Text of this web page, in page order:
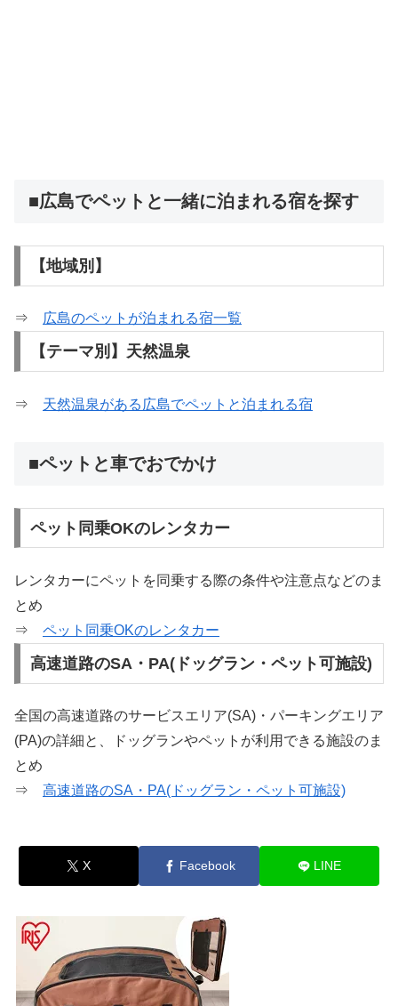
■広島でペットと一緒に泊まれる宿を探す
【地域別】
⇒ 広島のペットが泊まれる宿一覧
【テーマ別】天然温泉
⇒ 天然温泉がある広島でペットと泊まれる宿
■ペットと車でおでかけ
ペット同乗OKのレンタカー
レンタカーにペットを同乗する際の条件や注意点などのま
とめ
⇒ ペット同乗OKのレンタカー
高速道路のSA・PA(ドッグラン・ペット可施設)
全国の高速道路のサービスエリア(SA)・パーキングエリア
(PA)の詳細と、ドッグランやペットが利用できる施設のま
とめ
⇒ 高速道路のSA・PA(ドッグラン・ペット可施設)
X Facebook LINE